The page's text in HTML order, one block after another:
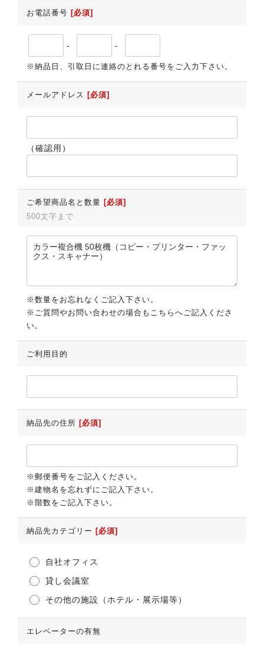
お電話番号 [必須]
- -
※納品日、引取日に連絡のとれる番号をご入力下さい。
メールアドレス [必須]
（確認用）
ご希望商品名と数量 [必須]
500文字まで
※数量をお忘れなくご記入下さい。
※ご質問やお問い合わせの場合もこちらへご記入くださ
い。
ご利用目的
納品先の住所 [必須]
※郵便番号をご記入ください。
※建物名を忘れずにご記入下さい。
※階数をご記入下さい。
納品先カテゴリー [必須]
自社オフィス
貸し会議室
その他の施設（ホテル・展示場等）
エレベーターの有無